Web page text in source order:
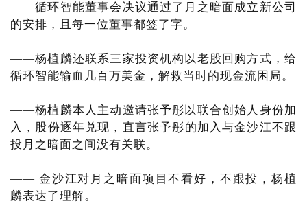
——循环智能董事会决议通过了月之暗面成立新公司
的安排，且每一位董事都签了字。
——杨植麟还联系三家投资机构以老股回购方式，给
循环智能输血几百万美金，解救当时的现金流困局。
——杨植麟本人主动邀请张予彤以联合创始人身份加
入，股份逐年兑现，直言张予彤的加入与金沙江不跟
投月之暗面之间没有关联。
—— 金沙江对月之暗面项目不看好，不跟投，杨植
麟表达了理解。